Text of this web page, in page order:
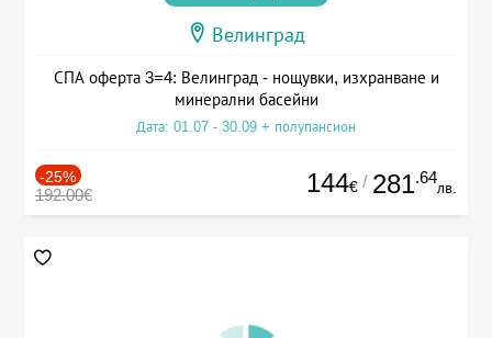
Велинград
СПА оферта 3=4: Велинград - нощувки, изхранване и
минерални басейни
Дата: 01.07 - 30.09 + полупансион
-25%
192.00€ 144€ / 281.64
лв.